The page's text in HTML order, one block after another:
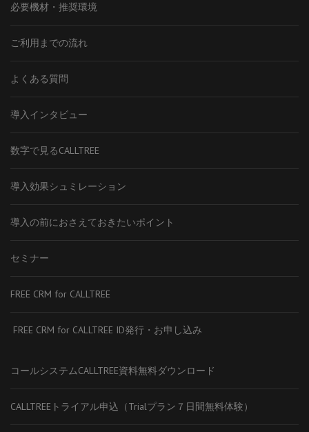
必要機材・推奨環境
ご利用までの流れ
よくある質問
導入インタビュー
数字で見るCALLTREE
導入効果シュミレーション
導入の前におさえておきたいポイント
セミナー
FREE CRM for CALLTREE
FREE CRM for CALLTREE ID発行・お申し込み
コールシステムCALLTREE資料無料ダウンロード
CALLTREEトライアル申込（Trialプラン７日間無料体験）